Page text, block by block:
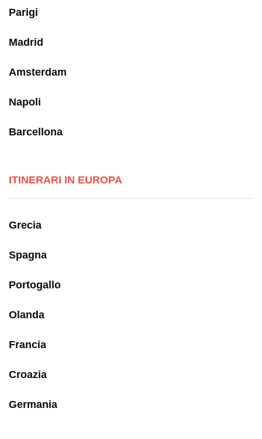
Parigi
Madrid
Amsterdam
Napoli
Barcellona
ITINERARI IN EUROPA
Grecia
Spagna
Portogallo
Olanda
Francia
Croazia
Germania